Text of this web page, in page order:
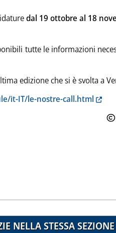
dal 19 ottobre al 18
tutte le informazioni
edizione che si è svolta a
it-IT/le-nostre-call.html
NELLA STESSA SEZIONE